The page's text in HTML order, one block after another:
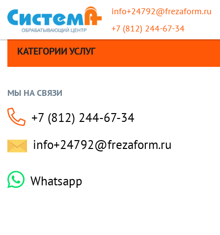
info+24792@frezaform.ru
+7 (812) 244-67-34
КАТЕГОРИИ УСЛУГ
МЫ НА СВЯЗИ
+7 (812) 244-67-34
info+24792@frezaform.ru
Whatsapp